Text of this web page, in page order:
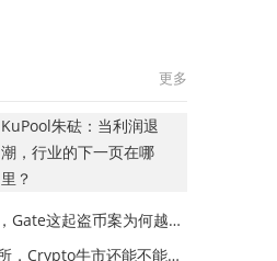
更多
KuPool朱砝：当利润退
潮，行业的下一页在哪
里？
创始人三次下场回应，Gate这起盗币案为何越描越黑？
一个月献祭三家交易所，Crypto牛市还能不能来？